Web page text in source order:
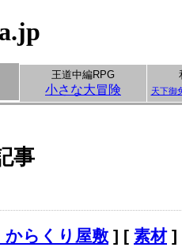
王道中編RPG
小さな大冒険 天下御
事
からくり屋敷 ] [ 素材]